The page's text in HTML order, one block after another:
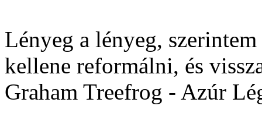
Lényeg a lényeg,
kellene reformálni, és
Graham Treefrog - Azúr